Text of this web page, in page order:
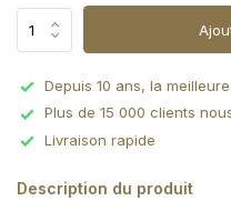
Depuis 10 ans, la
Plus de 15 000 clients
Livraison rapide
Description du produit